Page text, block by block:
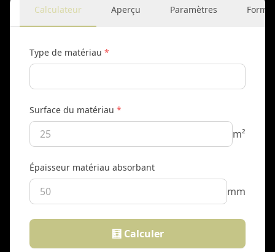
Calculateur Aperçu Paramètres
Type de matériau *
Surface du matériau *
m²
Épaisseur matériau absorbant
mm
🧮 Calculer